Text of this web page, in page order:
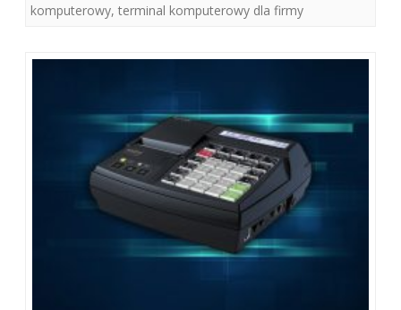
komputerowy, terminal komputerowy dla firmy